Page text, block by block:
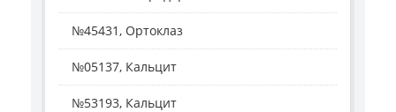
№45431, Ортоклаз
№05137, Кальцит
№53193, Кальцит